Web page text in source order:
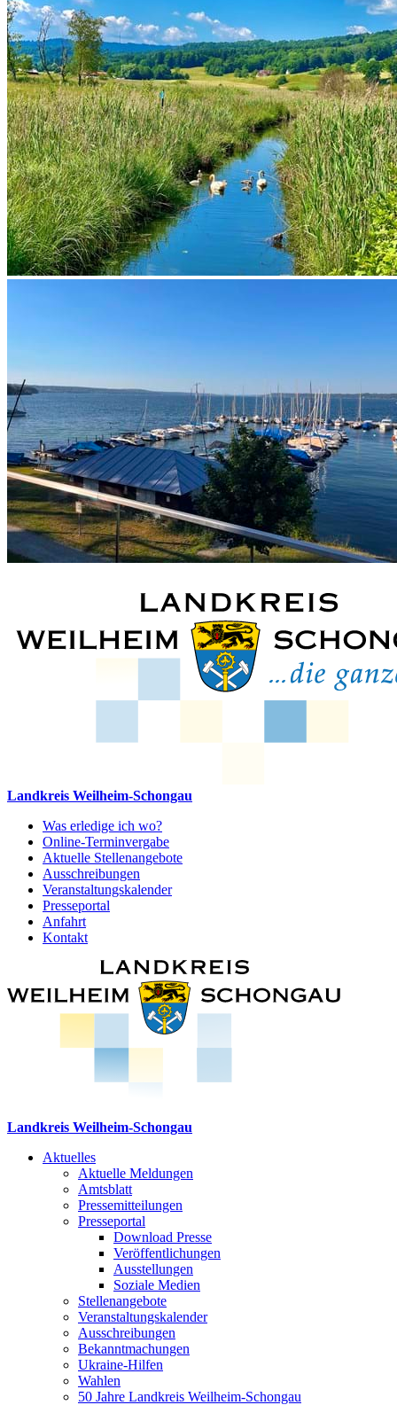
Landkreis Weilheim-Schongau
Was erledige ich wo?
Online-Terminvergabe
Aktuelle Stellenangebote
Ausschreibungen
Veranstaltungskalender
Presseportal
Anfahrt
Kontakt
Landkreis Weilheim-Schongau
Aktuelles
Aktuelle Meldungen
Amtsblatt
Pressemitteilungen
Presseportal
Download Presse
Veröffentlichungen
Ausstellungen
Soziale Medien
Stellenangebote
Veranstaltungskalender
Ausschreibungen
Bekanntmachungen
Ukraine-Hilfen
Wahlen
50 Jahre Landkreis Weilheim-Schongau